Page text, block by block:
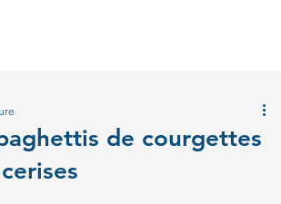
de courgettes
sur 5.